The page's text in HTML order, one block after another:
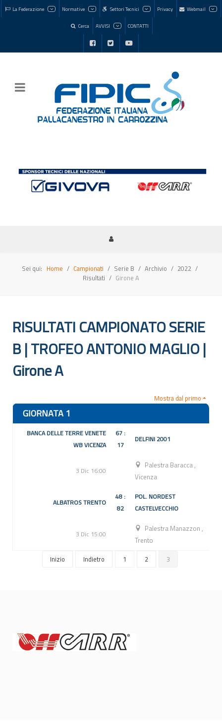
La Federazione Normative Settori Tecnici Privacy Webmail
Cerca AVVISI CONTATTI
Sei qui: Home Campionati Serie B Archivio
2022
Risultati
Girone A
RISULTATI CAMPIONATO SERIE
B | TROFEO ANTONIO MAGLIO |
Girone A
Mostra dal primo
GIORNATA 1
BANCA DELLE TERRE VENETE
WB VICENZA
67 :
17
DELFINI 2001
3 Dic 16:00
Palestra Baracca,
Vicenza
ALBATROS TRENTO
48 :
82
POL. NORDEST
CASTELVECCHIO
3 Dic 15:00
Palestra Manazzon,
Trento
Inizio
Indietro 1 2 3